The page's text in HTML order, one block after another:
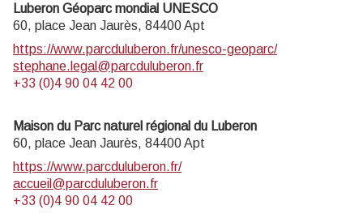
Luberon Géoparc mondial UNESCO
60, place Jean Jaurès, 84400Apt
https://www.parcduluberon.fr/unesco-geoparc/
stephane.legal@parcduluberon.fr
+33 (0)4 90 04 42 00
Maison du Parc naturel régional du Luberon
60, place Jean Jaurès, 84400Apt
https://www.parcduluberon.fr/
accueil@parcduluberon.fr
+33 (0)4 90 04 42 00